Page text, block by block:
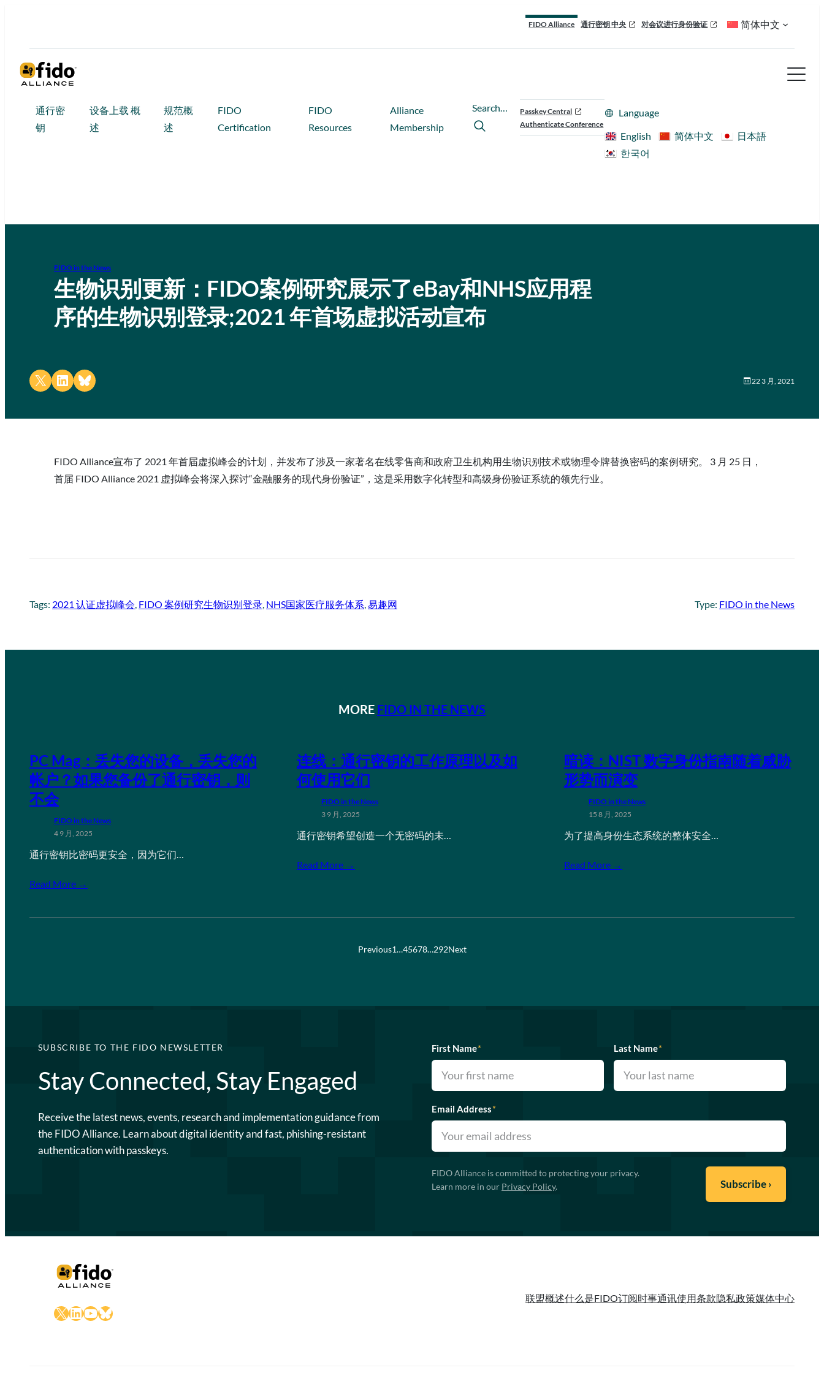
FIDO Alliance 通行密钥 中央 对会议进行身份验证 简体中文
通行密
钥
设备上载 概
述
规范概
述
FIDO
Certification
FIDO
Resources
Alliance
Membership
Search…
Passkey Central
Authenticate Conference
Language
English
简体中文
日本語
한국어
FIDO in the News
生物识别更新：FIDO案例研究展示了eBay和NHS应用程
序的生物识别登录;2021 年首场虚拟活动宣布
Share on X Share on LinkedIn
Share on Bluesky 22 3 月, 2021
FIDO Alliance宣布了 2021 年首届虚拟峰会的计划，并发布了涉及一家著名在线零售商和政府卫生机构用生物识别技术或物理令牌替换密码的案例研究。 3 月 25 日，
首届 FIDO Alliance 2021 虚拟峰会将深入探讨“金融服务的现代身份验证”，这是采用数字化转型和高级身份验证系统的领先行业。
Tags: 2021 认证虚拟峰会, FIDO 案例研究生物识别登录, NHS国家医疗服务体系, 易趣网 Type: FIDO in the News
MORE FIDO IN THE NEWS
PC Mag：丢失您的设备，丢失您的
帐户？如果您备份了通行密钥，则
不会
FIDO in the News
4 9 月, 2025
通行密钥比密码更安全，因为它们…
Read More →
连线：通行密钥的工作原理以及如
何使用它们
FIDO in the News
3 9 月, 2025
通行密钥希望创造一个无密码的未…
Read More →
暗读：NIST 数字身份指南随着威胁
形势而演变
FIDO in the News
15 8 月, 2025
为了提高身份生态系统的整体安全…
Read More →
Previous1…45678…292Next
SUBSCRIBE TO THE FIDO NEWSLETTER
Stay Connected, Stay Engaged
Receive the latest news, events, research and implementation guidance from
the FIDO Alliance. Learn about digital identity and fast, phishing-resistant
authentication with passkeys.
First Name* Last Name*
Email Address*
FIDO Alliance is committed to protecting your privacy.
Learn more in our Privacy Policy.
X LinkedIn
YouTube
Bluesky
联盟概述什么是FIDO订阅时事通讯使用条款隐私政策媒体中心